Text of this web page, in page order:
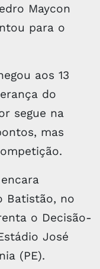
Maycon
para o
aos 13
do
segue na
mas
Batistão, no
o Decisão-
José
(PE).